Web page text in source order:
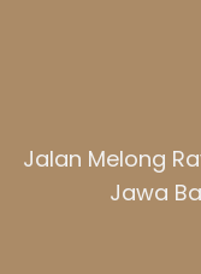
Jalan Melong
Jawa